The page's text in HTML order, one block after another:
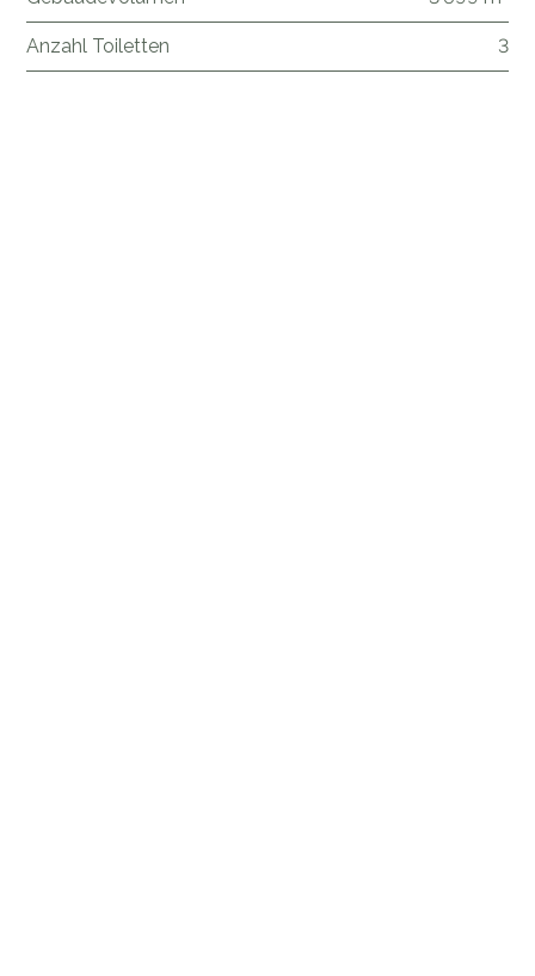
Anzahl Toiletten 3